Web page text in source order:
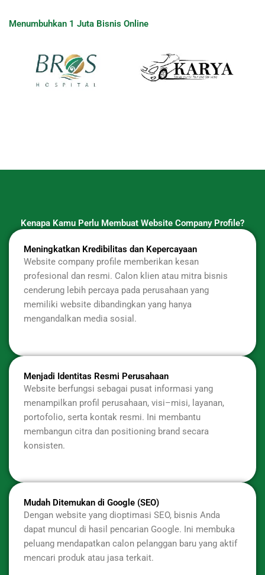
Menumbuhkan 1 Juta Bisnis Online
Kenapa Kamu Perlu Membuat Website Company Profile?
Meningkatkan Kredibilitas dan Kepercayaan
Website company profile memberikan kesan
profesional dan resmi. Calon klien atau mitra bisnis
cenderung lebih percaya pada perusahaan yang
memiliki website dibandingkan yang hanya
mengandalkan media sosial.
Menjadi Identitas Resmi Perusahaan
Website berfungsi sebagai pusat informasi yang
menampilkan profil perusahaan, visi–misi, layanan,
portofolio, serta kontak resmi. Ini membantu
membangun citra dan positioning brand secara
konsisten.
Mudah Ditemukan di Google (SEO)
Dengan website yang dioptimasi SEO, bisnis Anda
dapat muncul di hasil pencarian Google. Ini membuka
peluang mendapatkan calon pelanggan baru yang aktif
mencari produk atau jasa terkait.